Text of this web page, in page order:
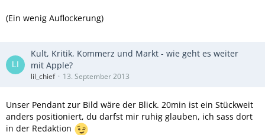
(Ein wenig Auflockerung)
Kult, Kritik, Kommerz und Markt - wie geht es weiter
mit Apple?
lil_chief 13. September 2013
Unser Pendant zur Bild wäre der Blick. 20min ist ein Stückweit
anders positioniert, du darfst mir ruhig glauben, ich sass dort
in der Redaktion